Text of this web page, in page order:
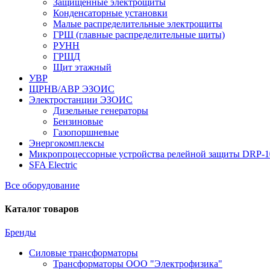
Конденсаторные установки
Малые распределительные электрощиты
ГРЩ (главные распределительные щиты)
РУНН
ГРЩД
Щит этажный
УВР
ЩРНВ/АВР ЭЗОИС
Электростанции ЭЗОИС
Дизельные генераторы
Бензиновые
Газопоршневые
Энергокомплексы
Микропроцессорные устройства релейной защиты DRP-
SFA Electric
Все оборудование
Каталог товаров
Бренды
Силовые трансформаторы
Трансформаторы ООО "Электрофизика"